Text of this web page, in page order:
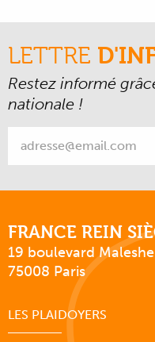
LETTRE
Restez informé
nationale !
FRANCE REIN
19 boulevard
75008 Paris
LES PLAIDOYERS